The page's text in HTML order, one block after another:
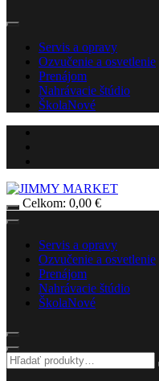
Servis a opravy
Ozvučenie a osvetlenie
Prenájom
Nahrávacie štúdio
ŠkolaNové
Celkom: 0,00 €
Servis a opravy
Ozvučenie a osvetlenie
Prenájom
Nahrávacie štúdio
ŠkolaNové